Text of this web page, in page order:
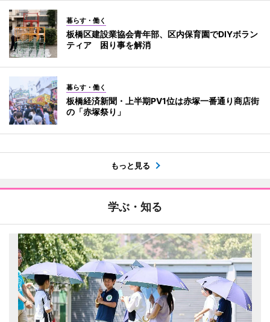
暮らす・働く
板橋区建設業協会青年部、区内保育園でDIYボラン
ティア 困り事を解消
暮らす・働く
板橋経済新聞・上半期PV1位は赤塚一番通り商店街
の「赤塚祭り」
もっと見る
学ぶ・知る